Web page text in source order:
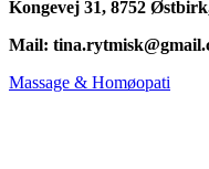
Kongevej 31, 8752
Mail:
Massage & Homøopati